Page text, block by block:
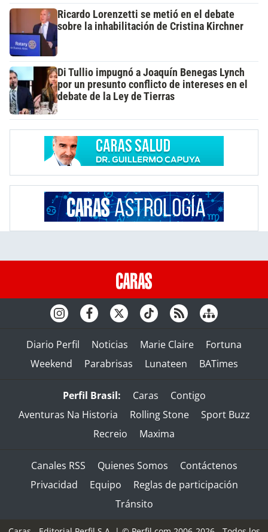
Ricardo Lorenzetti se metió en el debate
sobre la inhabilitación de Cristina Kirchner
Di Tullio impugnó a Joaquín Benegas Lynch
por un presunto conflicto de intereses en el
debate de la Ley de Tierras
Diario Perfil Noticias Marie Claire
Fortuna
Weekend
Parabrisas Lunateen BATimes
Perfil Brasil: Caras
Contigo
Aventuras Na Historia
Rolling Stone
Sport Buzz
Recreio
Maxima
Canales RSS Quienes Somos
Contáctenos
Privacidad
Equipo
Reglas de participación
Tránsito